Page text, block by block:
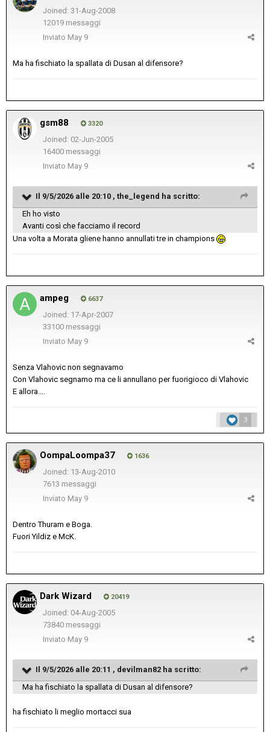
Joined: 31-Aug-2008
12019 messaggi
Inviato May 9
Ma ha fischiato la spallata di Dusan al difensore?
gsm88 3320
Joined: 02-Jun-2005
16400 messaggi
Inviato May 9
Il 9/5/2026 alle 20:10 , the_legend ha scritto:
Eh ho visto
Avanti così che facciamo il record
Una volta a Morata gliene hanno annullati tre in champions
ampeg 6637
Joined: 17-Apr-2007
33100 messaggi
Inviato May 9
Senza Vlahovic non segnavamo
Con Vlahovic segnamo ma ce li annullano per fuorigioco di Vlahovic
E allora....
3
OompaLoompa37 1636
Joined: 13-Aug-2010
7613 messaggi
Inviato May 9
Dentro Thuram e Boga.
Fuori Yildiz e McK.
Dark Wizard 20419
Joined: 04-Aug-2005
73840 messaggi
Inviato May 9
Il 9/5/2026 alle 20:11 , devilman82 ha scritto:
Ma ha fischiato la spallata di Dusan al difensore?
ha fischiato li meglio mortacci sua